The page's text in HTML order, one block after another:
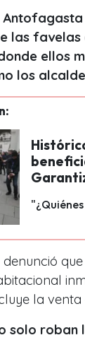
las
ellos
los
la
solo